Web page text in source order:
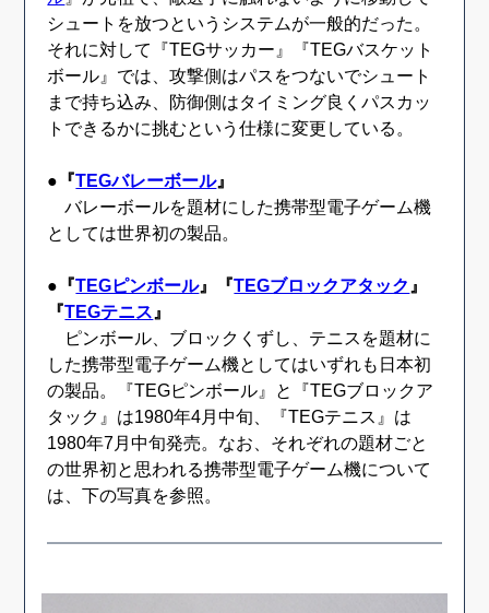
シュートを放つというシステムが一般的だった。
それに対して『TEGサッカー』『TEGバスケット
ボール』では、攻撃側はパスをつないでシュート
まで持ち込み、防御側はタイミング良くパスカッ
トできるかに挑むという仕様に変更している。
●『TEGバレーボール』
バレーボールを題材にした携帯型電子ゲーム機
としては世界初の製品。
●『TEGピンボール』『TEGブロックアタック 』
『TEGテニス 』
ピンボール、ブロックくずし、テニスを題材に
した携帯型電子ゲーム機としてはいずれも日本初
の製品。『TEGピンボール』と『TEGブロックア
タック』は1980年4月中旬、『TEGテニス』は
1980年7月中旬発売。なお、それぞれの題材ごと
の世界初と思われる携帯型電子ゲーム機について
は、下の写真を参照。